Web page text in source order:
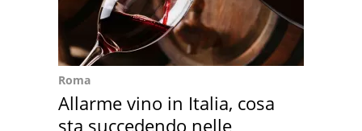
Roma
Allarme vino in Italia, cosa
sta succedendo nelle